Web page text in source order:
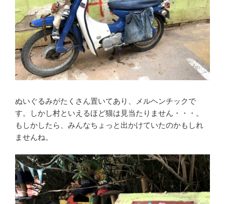
ぬいぐるみがたくさん置いてあり、メルヘンチックで
す。しかし村といえるほど猫は見当たりません・・・。
もしかしたら、みんなちょっと出かけていたのかもしれ
ませんね。